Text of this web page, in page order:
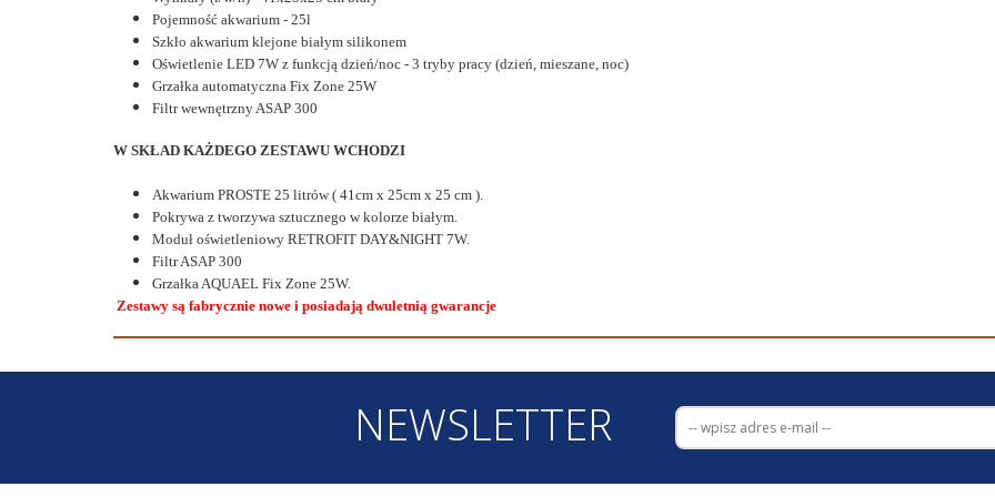
Pojemność akwarium - 25l
Szkło akwarium klejone białym silikonem
Oświetlenie LED 7W z funkcją dzień/noc - 3 tryby pracy (dzień, mieszane, noc)
Grzałka automatyczna Fix Zone 25W
Filtr wewnętrzny ASAP 300
W SKŁAD KAŻDEGO ZESTAWU WCHODZI
Akwarium PROSTE 25 litrów ( 41cm x 25cm x 25 cm ).
Pokrywa z tworzywa sztucznego w kolorze białym.
Moduł oświetleniowy RETROFIT DAY&NIGHT 7W.
Filtr ASAP 300
Grzałka AQUAEL Fix Zone 25W.
Zestawy są fabrycznie nowe i posiadają dwuletnią gwarancje
NEWSLETTER